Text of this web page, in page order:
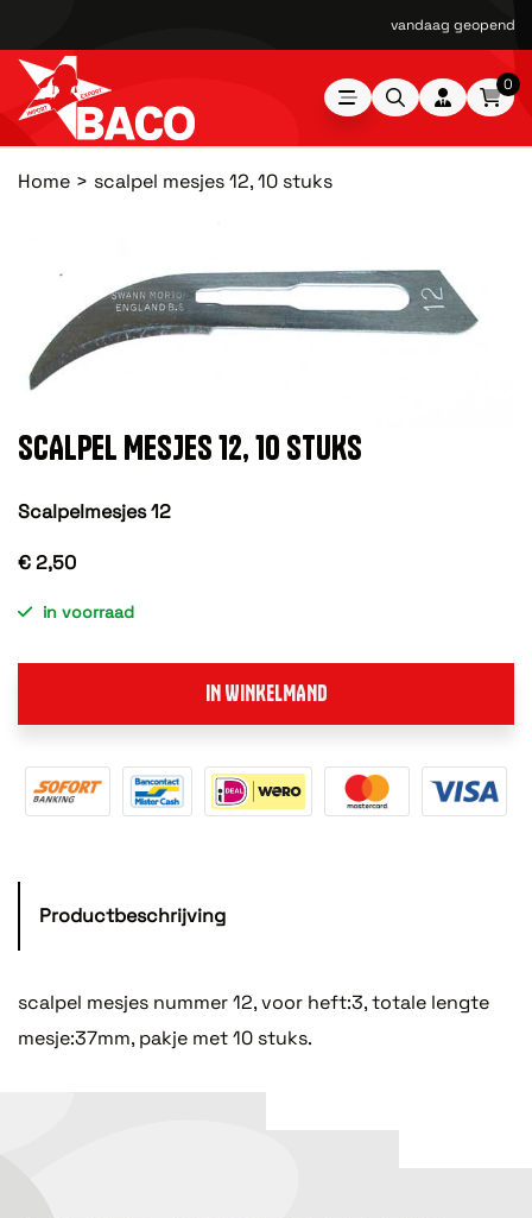
vandaag geopend
0
Home scalpel mesjes 12, 10 stuks
SCALPEL MESJES 12, 10 STUKS
Scalpelmesjes 12
€ 2,50
in voorraad
IN WINKELMAND
Productbeschrijving
scalpel mesjes nummer 12, voor heft:3, totale lengte
mesje:37mm, pakje met 10 stuks.